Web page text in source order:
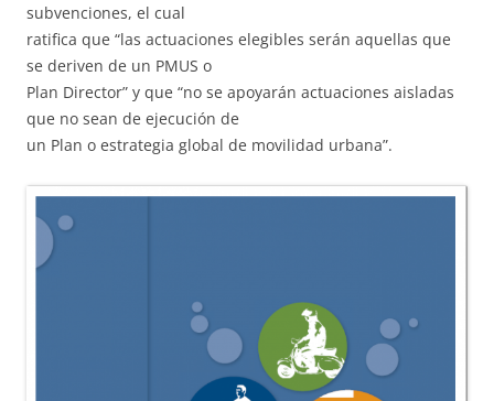
subvenciones, el cual
ratifica que “las actuaciones elegibles serán aquellas que
se deriven de un PMUS o
Plan Director” y que “no se apoyarán actuaciones aisladas
que no sean de ejecución de
un Plan o estrategia global de movilidad urbana”.